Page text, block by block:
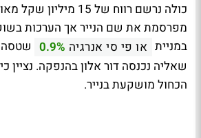
כולה נרשם רווח של 15
מפרסמת את שם הנייר אך הערכות
במניית או פי סי אנרגיה 0.9%
שאליה נכנסה דור אלון בהנפקה. נציין
הכחול מושקעת בנייר.